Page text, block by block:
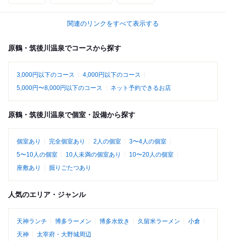
関連のリンクをすべて表示する
原鶴・筑後川温泉でコースから探す
3,000円以下のコース
4,000円以下のコース
5,000円〜8,000円以下のコース
ネット予約できるお店
原鶴・筑後川温泉で個室・設備から探す
個室あり 完全個室あり 2人の個室
3〜4人の個室
5〜10人の個室
10人未満の個室あり
10〜20人の個室
座敷あり
掘りごたつあり
人気のエリア・ジャンル
天神ランチ 博多ラーメン 博多水炊き 久留米ラーメン
小倉
天神
太宰府・大野城周辺